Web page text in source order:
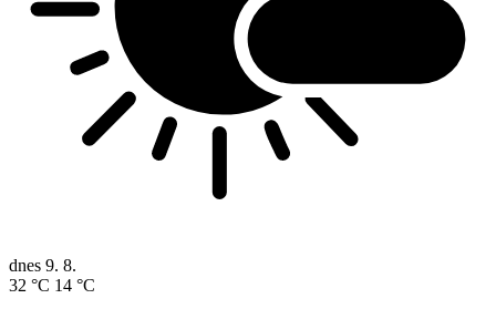
dnes 9. 8.
32 °C 14 °C